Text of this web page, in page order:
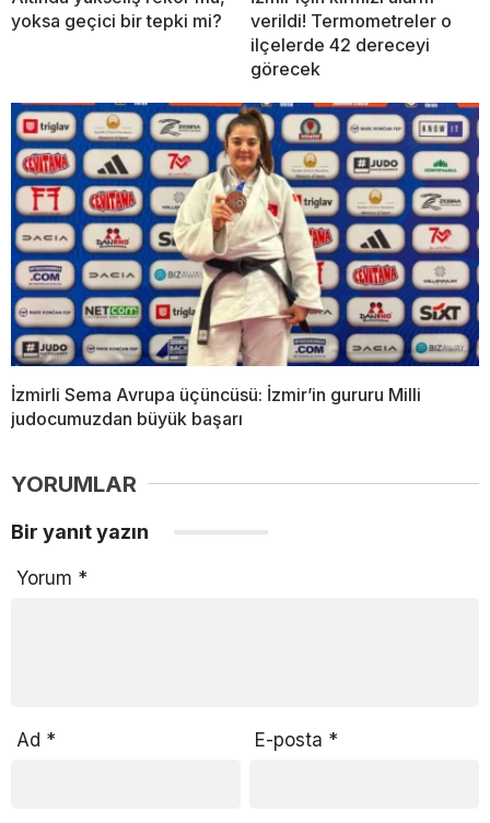
yoksa geçici bir tepki mi?
verildi! Termometreler o
ilçelerde 42 dereceyi
görecek
İzmirli Sema Avrupa üçüncüsü: İzmir’in gururu Milli
judocumuzdan büyük başarı
YORUMLAR
Bir yanıt yazın
Yorum *
Ad * E-posta *